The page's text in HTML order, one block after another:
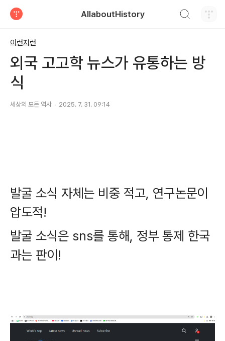
AllaboutHistory
이런저런
외국 고고학 뉴스가 유통하는 방
식
세상의 모든 역사 2025. 7. 31. 09:14
발굴 소식 자체는 비중 적고, 연구논문이
압도적!
발굴 소식은 sns를 통해, 정부 통제 한국
과는 판이!